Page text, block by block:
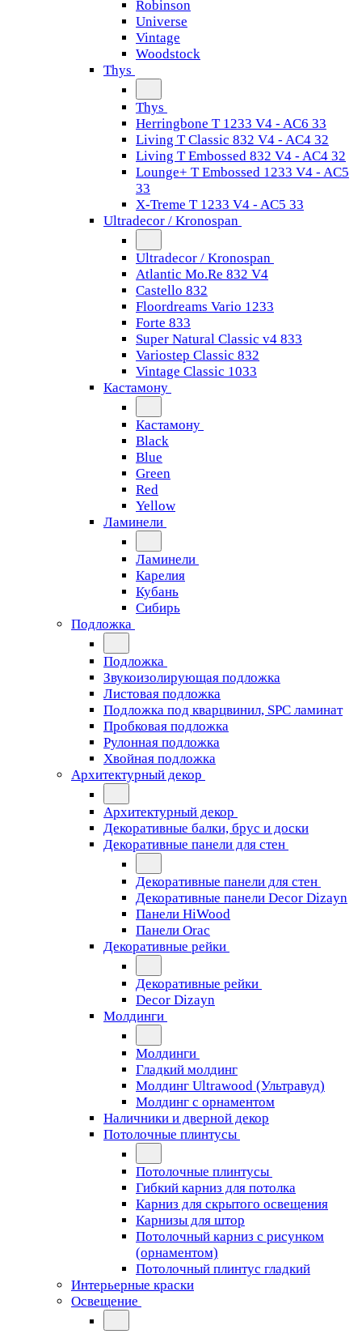
Robinson
Universe
Vintage
Woodstock
Thys
Thys
Herringbone T 1233 V4 - AC6 33
Living T Classic 832 V4 - AC4 32
Living T Embossed 832 V4 - AC4 32
Lounge+ T Embossed 1233 V4 - AC5
33
X-Treme T 1233 V4 - AC5 33
Ultradecor / Kronospan
Ultradecor / Kronospan
Atlantic Mo.Re 832 V4
Castello 832
Floordreams Vario 1233
Forte 833
Super Natural Classic v4 833
Variostep Classic 832
Vintage Classic 1033
Кастамону
Кастамону
Black
Blue
Green
Red
Yellow
Ламинели
Ламинели
Карелия
Кубань
Сибирь
Подложка
Подложка
Звукоизолирующая подложка
Листовая подложка
Подложка под кварцвинил, SPC ламинат
Пробковая подложка
Рулонная подложка
Хвойная подложка
Архитектурный декор
Архитектурный декор
Декоративные балки, брус и доски
Декоративные панели для стен
Декоративные панели для стен
Декоративные панели Decor Dizayn
Панели HiWood
Панели Orac
Декоративные рейки
Декоративные рейки
Decor Dizayn
Молдинги
Молдинги
Гладкий молдинг
Молдинг Ultrawood (Ультравуд)
Молдинг с орнаментом
Наличники и дверной декор
Потолочные плинтусы
Потолочные плинтусы
Гибкий карниз для потолка
Карниз для скрытого освещения
Карнизы для штор
Потолочный карниз с рисунком
(орнаментом)
Потолочный плинтус гладкий
Интерьерные краски
Освещение